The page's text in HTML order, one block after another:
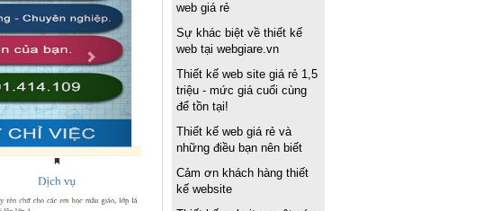
web giá rẻ
Sự khác biệt về thiết kế
web tại webgiare.vn
Thiết kế web site giá rẻ 1,5
triệu - mức giá cuối cùng
để tồn tại!
Thiết kế web giá rẻ và
những điều bạn nên biết
Cảm ơn khách hàng thiết
kế website